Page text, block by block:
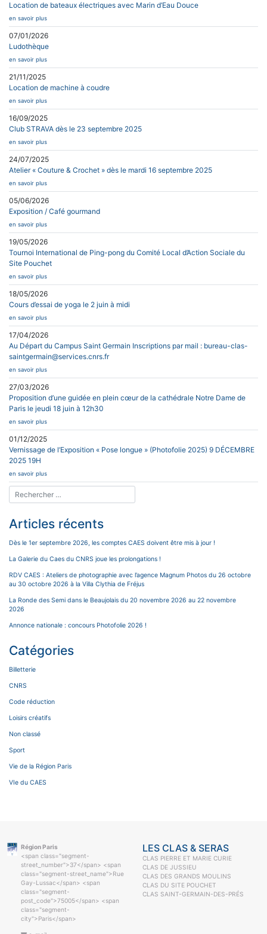
Location de bateaux électriques avec Marin d’Eau Douce
en savoir plus
07/01/2026
Ludothèque
en savoir plus
21/11/2025
Location de machine à coudre
en savoir plus
16/09/2025
Club STRAVA dès le 23 septembre 2025
en savoir plus
24/07/2025
Atelier « Couture & Crochet » dès le mardi 16 septembre 2025
en savoir plus
05/06/2026
Exposition / Café gourmand
en savoir plus
19/05/2026
Tournoi International de Ping-pong du Comité Local d’Action Sociale du
Site Pouchet
en savoir plus
18/05/2026
Cours d’essai de yoga le 2 juin à midi
en savoir plus
17/04/2026
Au Départ du Campus Saint Germain Inscriptions par mail : bureau-clas-
saintgermain@services.cnrs.fr
en savoir plus
27/03/2026
Proposition d’une guidée en plein cœur de la cathédrale Notre Dame de
Paris le jeudi 18 juin à 12h30
en savoir plus
01/12/2025
Vernissage de l’Exposition « Pose longue » (Photofolie 2025) 9 DÉCEMBRE
2025 19H
en savoir plus
Articles récents
Dès le 1er septembre 2026, les comptes CAES doivent être mis à jour !
La Galerie du Caes du CNRS joue les prolongations !
RDV CAES : Ateliers de photographie avec l’agence Magnum Photos du 26 octobre
au 30 octobre 2026 à la Villa Clythia de Fréjus
La Ronde des Semi dans le Beaujolais du 20 novembre 2026 au 22 novembre
2026
Annonce nationale : concours Photofolie 2026 !
Catégories
Billetterie
CNRS
Code réduction
Loisirs créatifs
Non classé
Sport
Vie de la Région Paris
VIe du CAES
Région Paris
<span class="segment-
street_number">37</span> <span
class="segment-street_name">Rue
Gay-Lussac</span> <span
class="segment-
post_code">75005</span> <span
class="segment-
city">Paris</span>
LES CLAS & SERAS
CLAS PIERRE ET MARIE CURIE
CLAS DE JUSSIEU
CLAS DES GRANDS MOULINS
CLAS DU SITE POUCHET
CLAS SAINT-GERMAIN-DES-PRÉS